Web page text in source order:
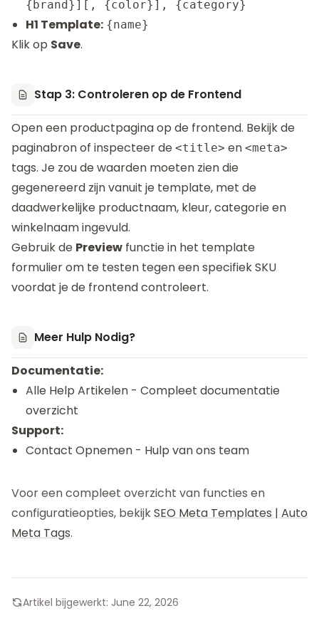
{brand}][, {color}], {category}
H1 Template: {name}
Klik op Save.
Stap 3: Controleren op de Frontend
Open een productpagina op de frontend. Bekijk de
paginabron of inspecteer de <title> en <meta>
tags. Je zou de waarden moeten zien die
gegenereerd zijn vanuit je template, met de
daadwerkelijke productnaam, kleur, categorie en
winkelnaam ingevuld.
Gebruik de Preview functie in het template
formulier om te testen tegen een specifiek SKU
voordat je de frontend controleert.
Meer Hulp Nodig?
Documentatie:
Alle Help Artikelen - Compleet documentatie
overzicht
Support:
Contact Opnemen - Hulp van ons team
Voor een compleet overzicht van functies en
configuratieopties, bekijkSEO Meta Templates | Auto
Meta Tags.
Artikel bijgewerkt: June 22, 2026